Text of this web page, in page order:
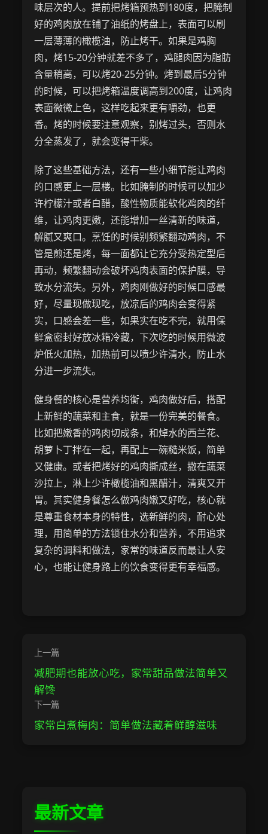
味层次的人。提前把烤箱预热到180度，把腌制
好的鸡肉放在铺了油纸的烤盘上，表面可以刷
一层薄薄的橄榄油，防止烤干。如果是鸡胸
肉，烤15-20分钟就差不多了，鸡腿肉因为脂肪
含量稍高，可以烤20-25分钟。烤到最后5分钟
的时候，可以把烤箱温度调高到200度，让鸡肉
表面微微上色，这样吃起来更有嚼劲，也更
香。烤的时候要注意观察，别烤过头，否则水
分全蒸发了，就会变得干柴。
除了这些基础方法，还有一些小细节能让鸡肉
的口感更上一层楼。比如腌制的时候可以加少
许柠檬汁或者白醋，酸性物质能软化鸡肉的纤
维，让鸡肉更嫩，还能增加一丝清新的味道，
解腻又爽口。烹饪的时候别频繁翻动鸡肉，不
管是煎还是烤，每一面都让它充分受热定型后
再动，频繁翻动会破坏鸡肉表面的保护膜，导
致水分流失。另外，鸡肉刚做好的时候口感最
好，尽量现做现吃，放凉后的鸡肉会变得紧
实，口感会差一些，如果实在吃不完，就用保
鲜盒密封好放冰箱冷藏，下次吃的时候用微波
炉低火加热，加热前可以喷少许清水，防止水
分进一步流失。
健身餐的核心是营养均衡，鸡肉做好后，搭配
上新鲜的蔬菜和主食，就是一份完美的餐食。
比如把嫩香的鸡肉切成条，和焯水的西兰花、
胡萝卜丁拌在一起，再配上一碗糙米饭，简单
又健康。或者把烤好的鸡肉撕成丝，撒在蔬菜
沙拉上，淋上少许橄榄油和黑醋汁，清爽又开
胃。其实健身餐怎么做鸡肉嫩又好吃，核心就
是尊重食材本身的特性，选新鲜的肉，耐心处
理，用简单的方法锁住水分和营养，不用追求
复杂的调料和做法，家常的味道反而最让人安
心，也能让健身路上的饮食变得更有幸福感。
上一篇
减肥期也能放心吃，家常甜品做法简单又
解馋
下一篇
家常白煮梅肉：简单做法藏着鲜醇滋味
最新文章